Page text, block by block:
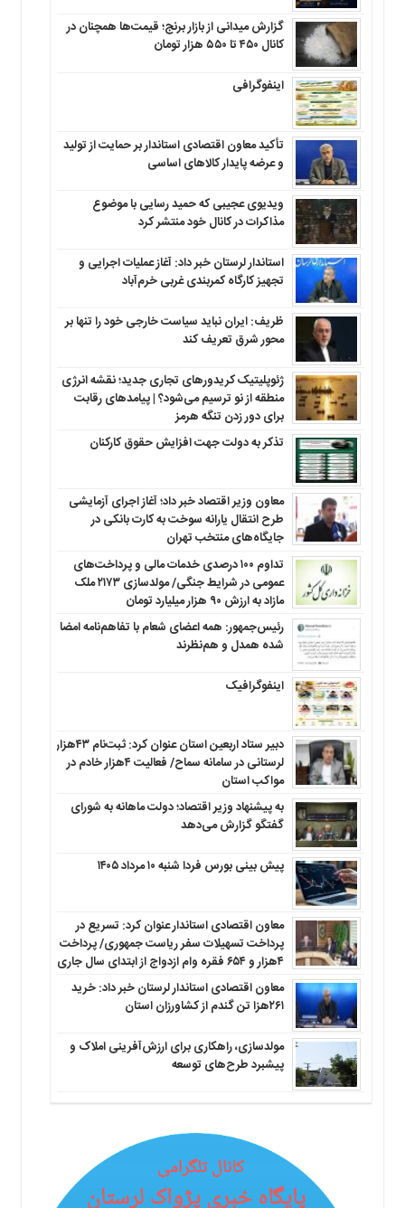
گزارش میدانی از بازار برنج؛ قیمت‌ها همچنان در
کانال ۴۵۰ تا ۵۵۰ هزار تومان
اینفوگرافی
تأکید معاون اقتصادی استاندار بر حمایت از تولید
و عرضه پایدار کالاهای اساسی
ویدیوی عجیبی که حمید رسایی با موضوع
مذاکرات در کانال خود منتشر کرد
استاندار لرستان خبر داد: آغاز عملیات اجرایی و
تجهیز کارگاه کمربندی غربی خرم‌آباد
ظریف: ایران نباید سیاست خارجی خود را تنها بر
محور شرق تعریف کند
ژئوپلیتیک کریدورهای تجاری جدید؛ نقشه انرژی
منطقه‌ از نو ترسیم می‌شود؟ | پیامدهای رقابت
برای دور زدن تنگه هرمز
تذکر به دولت جهت افزایش حقوق کارکنان ‌
معاون وزیر اقتصاد خبر داد؛ آغاز اجرای آزمایشی
طرح انتقال یارانه سوخت به کارت بانکی در
جایگاه‌های منتخب تهران
تداوم ۱۰۰ درصدی خدمات مالی و پرداخت‌های
عمومی در شرایط جنگی/ مولدسازی ۲۱۷۳ ملک
مازاد به ارزش ۹۰ هزار میلیارد تومان
رئیس‌جمهور: همه اعضای شعام با تفاهم‌نامه امضا
شده همدل و هم‌نظرند
اینفوگرافیک
دبیر ستاد اربعین استان عنوان کرد: ثبت‌نام ۴۳هزار
لرستانی در سامانه سماح/ فعالیت ۴هزار خادم در
مواکب استان
به پیشنهاد وزیر اقتصاد؛ دولت ماهانه به شورای
گفتگو گزارش می‌دهد
پیش بینی بورس فردا شنبه ۱۰ مرداد ۱۴۰۵
معاون اقتصادی استاندار عنوان کرد: تسریع در
پرداخت تسهیلات سفر ریاست جمهوری/ پرداخت
۴هزار و ۶۵۴ فقره وام ازدواج از ابتدای سال جاری
معاون اقتصادی استاندار لرستان خبر داد: خرید
۲۶۱هزا تن گندم از کشاورزان استان
مولدسازی، راهکاری برای ارزش‌آفرینی املاک و
پیشبرد طرح‌های توسعه